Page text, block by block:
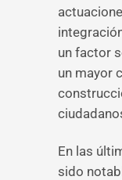
un factor
un mayor
En las
sido